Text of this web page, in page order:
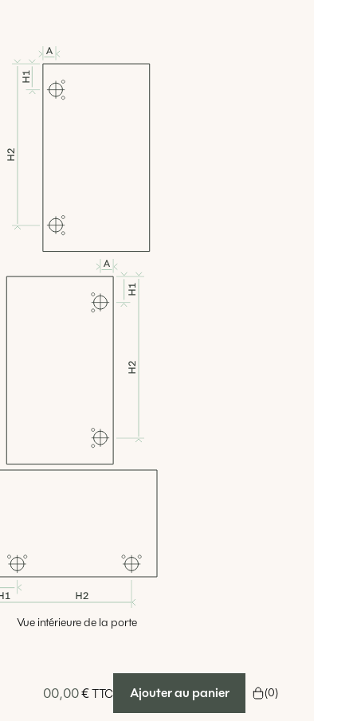
Vue intérieure de la porte
00,00€TTC Ajouter au panier (0)